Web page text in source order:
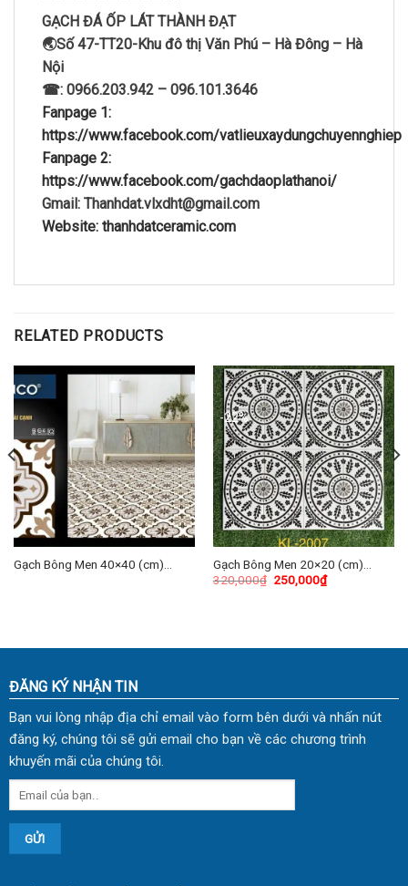
GẠCH ĐÁ ỐP LÁT THÀNH ĐẠT
🌏Số 47-TT20-Khu đô thị Văn Phú – Hà Đông – Hà
Nội
☎: 0966.203.942 – 096.101.3646
Fanpage 1:
https://www.facebook.com/vatlieuxaydungchuyennghiep
Fanpage 2:
https://www.facebook.com/gachdaoplathanoi/
Gmail: Thanhdat.vlxdht@gmail.com
Website: thanhdatceramic.com
RELATED PRODUCTS
Gạch Bông Men 40×40 (cm)
-22%
Gạch Bông Men 20×20 (cm)
TDKL-2007
320,000₫ 250,000₫
ĐĂNG KÝ NHẬN TIN
Bạn vui lòng nhập địa chỉ email vào form bên dưới và nhấn nút
đăng ký, chúng tôi sẽ gửi email cho bạn về các chương trình
khuyến mãi của chúng tôi.